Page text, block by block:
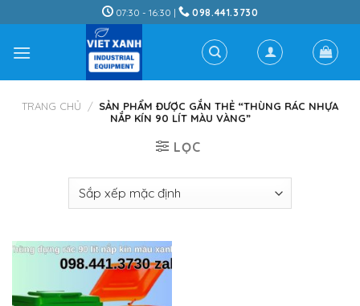
to
content
07:30 - 16:30 | 098.441.3730
TRANG CHỦ / SẢN PHẨM ĐƯỢC GẮN THẺ “THÙNG RÁC NHỰA
NẮP KÍN 90 LÍT MÀU VÀNG”
LỌC